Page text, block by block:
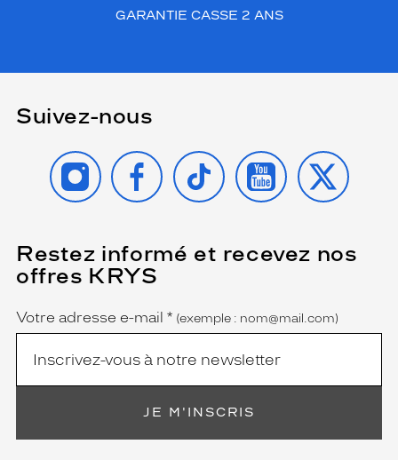
GARANTIE CASSE 2 ANS
Suivez-nous
INSTAGRAMFACEBOOK
TIKTOK YOUTUBE
X
Restez informé et recevez nos
offres KRYS
Name
Votre adresse e-mail *
(Ce
champ
est
(exemple : nom@mail.com)
JE M'INSCRIS